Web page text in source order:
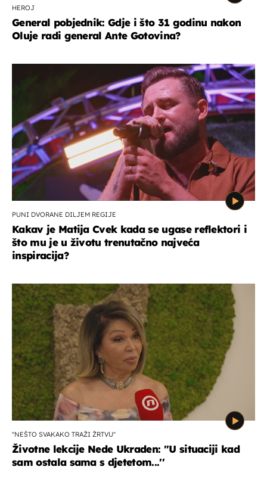
HEROJ
General pobjednik: Gdje i što 31 godinu nakon
Oluje radi general Ante Gotovina?
PUNI DVORANE DILJEM REGIJE
Kakav je Matija Cvek kada se ugase reflektori i
što mu je u životu trenutačno najveća
inspiracija?
''NEŠTO SVAKAKO TRAŽI ŽRTVU''
Životne lekcije Nede Ukraden: ''U situaciji kad
sam ostala sama s djetetom...''